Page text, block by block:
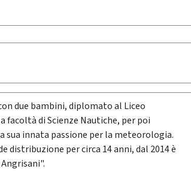
due bambini, diplomato al Liceo
di Scienze Nautiche, per poi
innata passione per la meteorologia.
distribuzione per circa 14 anni, dal 2014 è